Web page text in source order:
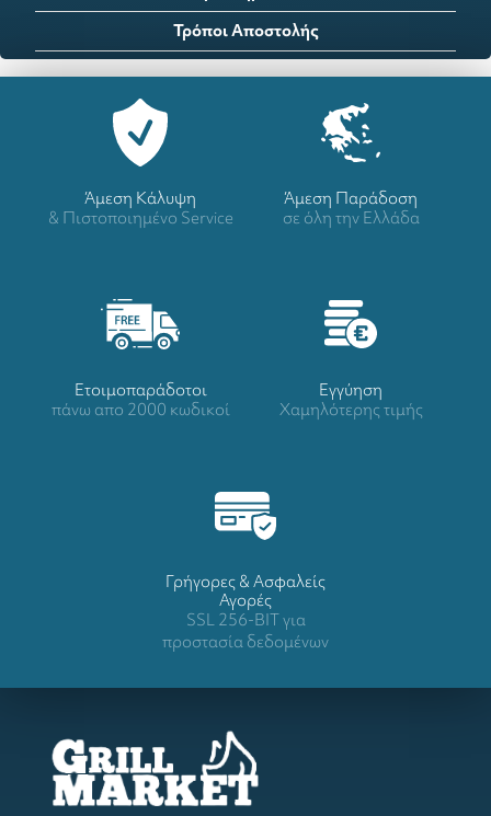
Τρόποι Αποστολής
Άμεση Κάλυψη
& Πιστοποιημένο Service
Άμεση Παράδοση
σε όλη την Ελλάδα
Ετοιμοπαράδοτοι
πάνω απο 2000 κωδικοί
Eγγύηση
Χαμηλότερης τιμής
Γρήγορες & Ασφαλείς
Αγορές
SSL 256-BIT για
προστασία δεδομένων